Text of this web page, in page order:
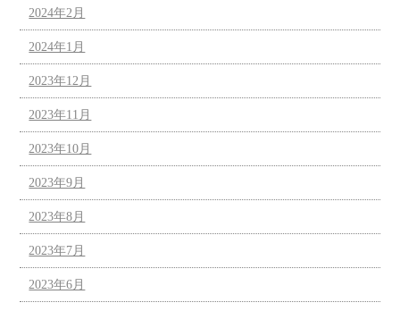
2024年2月
2024年1月
2023年12月
2023年11月
2023年10月
2023年9月
2023年8月
2023年7月
2023年6月